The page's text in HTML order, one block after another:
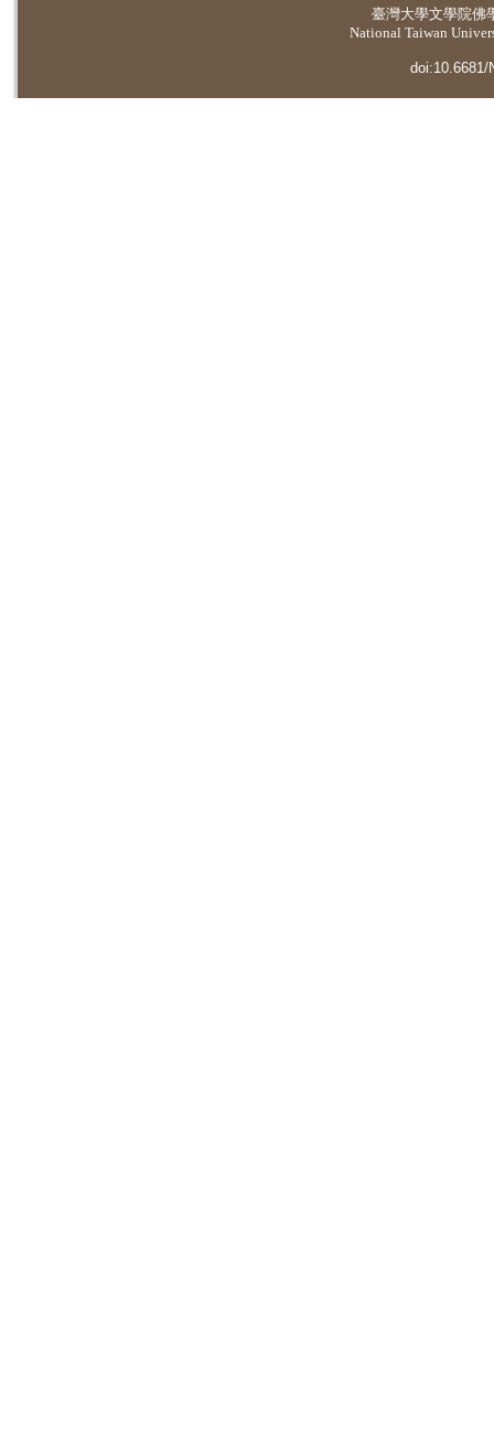
臺灣大學文學院佛
National Taiwan
doi:10.6681/